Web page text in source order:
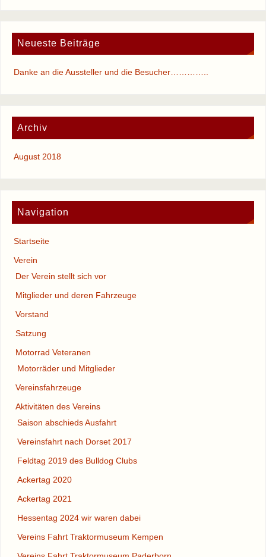
Neueste Beiträge
Danke an die Aussteller und die Besucher…………..
Archiv
August 2018
Navigation
Startseite
Verein
Der Verein stellt sich vor
Mitglieder und deren Fahrzeuge
Vorstand
Satzung
Motorrad Veteranen
Motorräder und Mitglieder
Vereinsfahrzeuge
Aktivitäten des Vereins
Saison abschieds Ausfahrt
Vereinsfahrt nach Dorset 2017
Feldtag 2019 des Bulldog Clubs
Ackertag 2020
Ackertag 2021
Hessentag 2024 wir waren dabei
Vereins Fahrt Traktormuseum Kempen